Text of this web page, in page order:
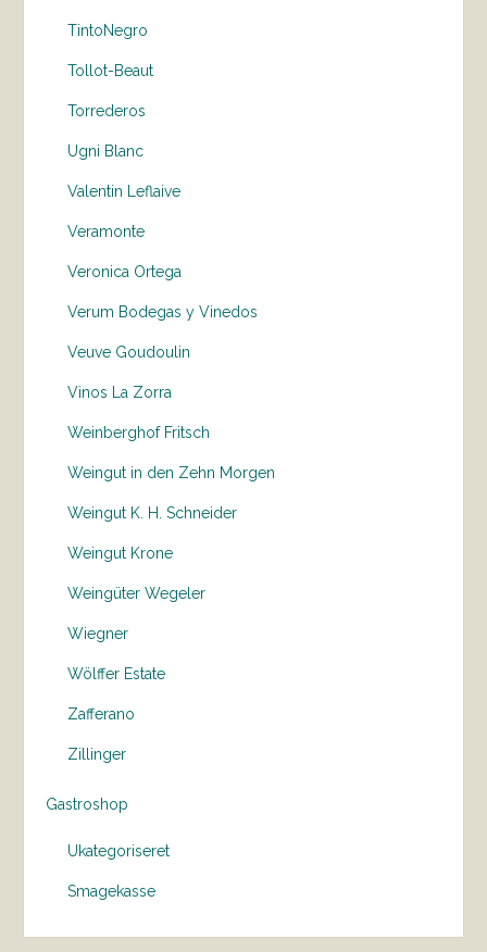
TintoNegro
Tollot-Beaut
Torrederos
Ugni Blanc
Valentin Leflaive
Veramonte
Veronica Ortega
Verum Bodegas y Vinedos
Veuve Goudoulin
Vinos La Zorra
Weinberghof Fritsch
Weingut in den Zehn Morgen
Weingut K. H. Schneider
Weingut Krone
Weingüter Wegeler
Wiegner
Wölffer Estate
Zafferano
Zillinger
Gastroshop
Ukategoriseret
Smagekasse